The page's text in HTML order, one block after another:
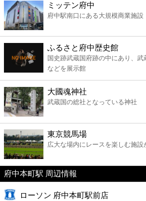
エンタメ
書店
ファミレス
カフェ
ショッピング
ミッテン府中
府中駅南口にある大規模商業施設
ふるさと府中歴史館
国史跡武蔵国府跡の中にあり、
などを展示館
大國魂神社
武蔵国の総社となっている神社
東京競馬場
広大な場内にレースを楽しむ施設
府中本町駅 周辺情報
ローソン 府中本町駅前店